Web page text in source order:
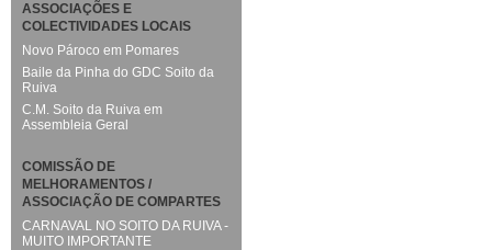
ASSOCIAÇÕES E
COLECTIVIDADES LOCAIS
Novo Pároco em Pomares
Baile da Pinha do GDC Soito da
Ruiva
C.M. Soito da Ruiva em
Assembleia Geral
COMISSÃO DE
MELHORAMENTOS /
ASSOCIAÇÃO DE COMPARTES
CARNAVAL NO SOITO DA RUIVA -
MUITO IMPORTANTE